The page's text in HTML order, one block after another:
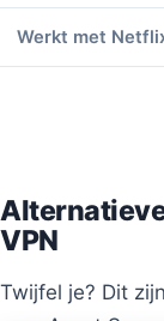
Werkt met
VPN
Twijfel je? Dit